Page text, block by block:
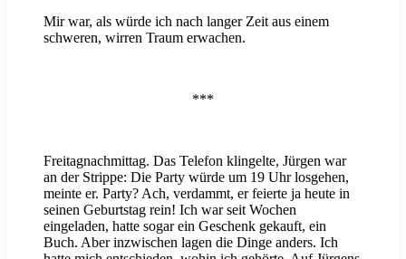
Mir war, als würde ich nach langer Zeit aus einem
schweren, wirren Traum erwachen.
***
Freitagnachmittag. Das Telefon klingelte, Jürgen war
an der Strippe: Die Party würde um 19 Uhr losgehen,
meinte er. Party? Ach, verdammt, er feierte ja heute in
seinen Geburtstag rein! Ich war seit Wochen
eingeladen, hatte sogar ein Geschenk gekauft, ein
Buch. Aber inzwischen lagen die Dinge anders. Ich